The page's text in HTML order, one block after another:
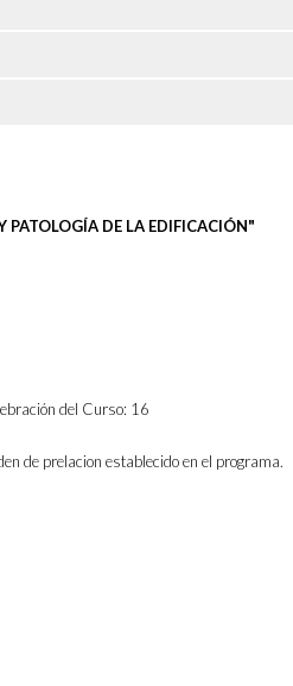
DE LA EDIFICACIÓN"
del Curso: 16
de prelacion establecido en el programa.